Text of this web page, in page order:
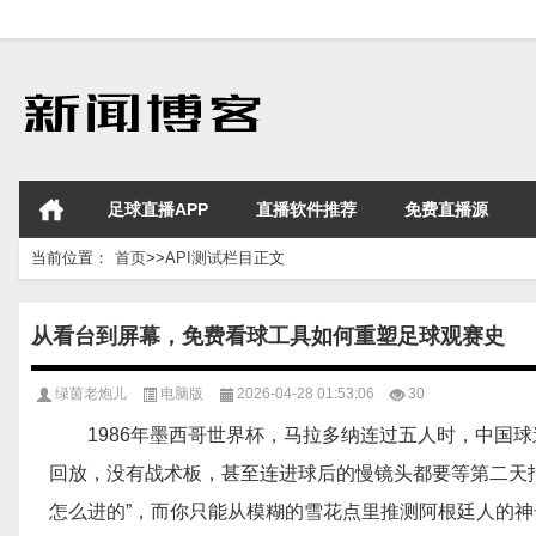
足球直播APP 直播软件推荐 免费直播源
当前位置： 首页>>API测试栏目 正文
从看台到屏幕，免费看球工具如何重塑足球观赛史
绿茵老炮儿 电脑版 2026-04-28 01:53:06 30
1986年墨西哥世界杯，马拉多纳连过五人时，中国
回放，没有战术板，甚至连进球后的慢镜头都要等第二
怎么进的”，而你只能从模糊的雪花点里推测阿根廷人的